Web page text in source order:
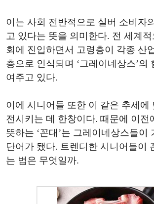
이는 사회 전반적으로 실버 소비자
고 있다는 뜻을 의미한다. 전 세계
회에 진입하면서 고령층이 각종 산
층으로 인식되며 ‘그레이네상스’의
여주고 있다.
이에 시니어들 또한 이 같은 추세에
전시키는 데 한창이다. 때문에 이전
뜻하는 ‘꼰대’는 그레이네상스들이
단어가 됐다. 트렌디한 시니어들이
는 법은 무엇일까.